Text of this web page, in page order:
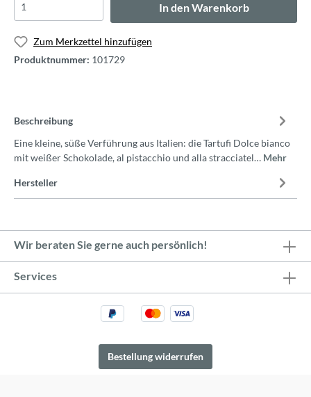
In den Warenkorb
Zum Merkzettel hinzufügen
Produktnummer: 101729
Beschreibung
Eine kleine, süße Verführung aus Italien: die Tartufi Dolce bianco
mit weißer Schokolade, al pistacchio und alla stracciatel… Mehr
Hersteller
Wir beraten Sie gerne auch persönlich!
Services
Bestellung widerrufen